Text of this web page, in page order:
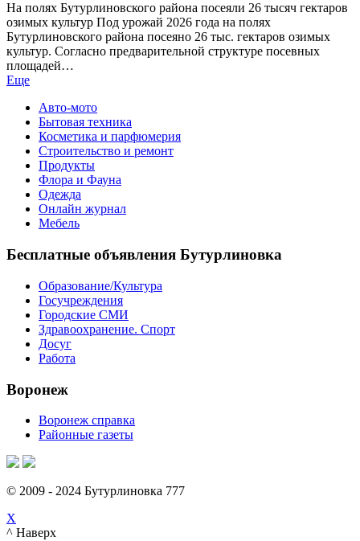
На полях Бутурлиновского района посеяли 26 тысяч гектаров
озимых культур Под урожай 2026 года на полях
Бутурлиновского района посеяно 26 тыс. гектаров озимых
культур. Согласно предварительной структуре посевных
площадей…
Еще
Авто-мото
Бытовая техника
Косметика и парфюмерия
Строительство и ремонт
Продукты
Флора и Фауна
Одежда
Онлайн журнал
Мебель
Бесплатные объявления Бутурлиновка
Образование/Культура
Госучреждения
Городские СМИ
Здравоохранение. Спорт
Досуг
Работа
Воронеж
Воронеж справка
Районные газеты
© 2009 - 2024 Бутурлиновка 777
X
^ Наверх